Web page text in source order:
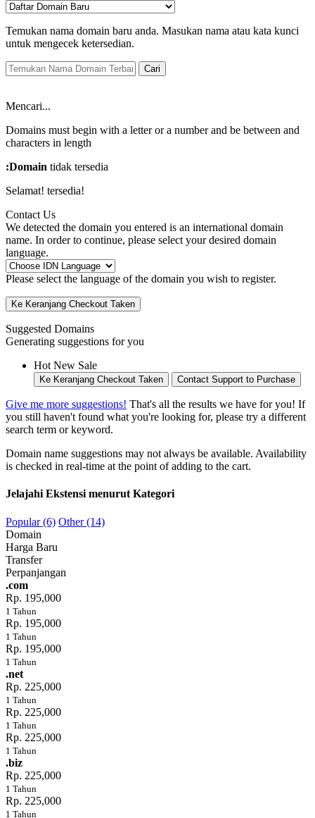
Temukan nama domain baru anda. Masukan nama atau kata kunci
untuk mengecek ketersedian.
Cari
Mencari...
Domains must begin with a letter or a numberand be between and
characters in length
:Domain tidak tersedia
Selamat! tersedia!
Contact Us
We detected the domain you entered is an international domain
name. In order to continue, please select your desired domain
language.
Please select the language of the domain you wish to register.
Ke Keranjang Checkout Taken
Suggested Domains
Generating suggestions for you
Hot New Sale
Ke Keranjang Checkout Taken Contact Support to Purchase
Give me more suggestions! That's all the results we have for you! If
you still haven't found what you're looking for, please try a different
search term or keyword.
Domain name suggestions may not always be available. Availability
is checked in real-time at the point of adding to the cart.
Jelajahi Ekstensi menurut Kategori
Popular (6) Other (14)
Domain
Harga Baru
Transfer
Perpanjangan
.com
Rp. 195,000
1 Tahun
Rp. 195,000
1 Tahun
Rp. 195,000
1 Tahun
.net
Rp. 225,000
1 Tahun
Rp. 225,000
1 Tahun
Rp. 225,000
1 Tahun
.biz
Rp. 225,000
1 Tahun
Rp. 225,000
1 Tahun